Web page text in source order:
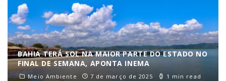
BAHIA TERÁ SOL NA MAIOR PARTE DO ESTADO NO
FINAL DE SEMANA, APONTA INEMA
Meio Ambiente 7 de março de 2025 1 min read